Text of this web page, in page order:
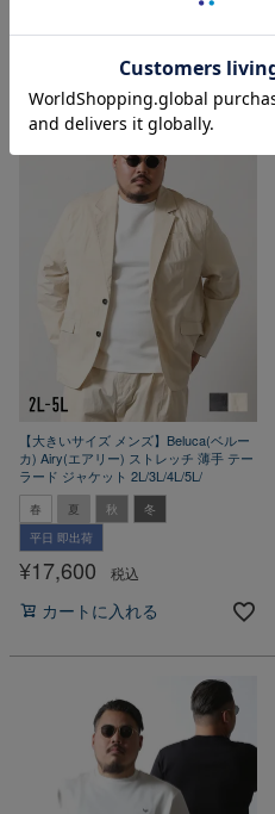
カートに入れる
【大きいサイズ メンズ】Beluca(ベルー
カ) Airy(エアリー) ストレッチ 薄手 テー
ラード ジャケット 2L/3L/4L/5L/
春 夏 秋
冬
平日 即出荷
¥17,600 税込
カートに入れる